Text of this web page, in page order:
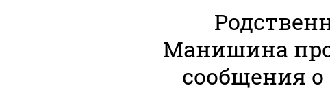
Манишина
сообщения